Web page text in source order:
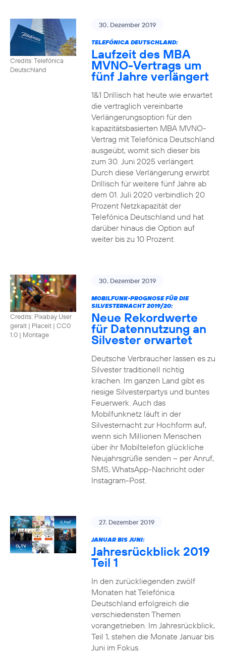
Credits: Telefónica
Deutschland
30. Dezember 2019
TELEFÓNICA DEUTSCHLAND:
Laufzeit des MBA
MVNO-Vertrags um
fünf Jahre verlängert
1&1 Drillisch hat heute wie erwartet
die vertraglich vereinbarte
Verlängerungsoption für den
kapazitätsbasierten MBA MVNO-
Vertrag mit Telefónica Deutschland
ausgeübt, womit sich dieser bis
zum 30. Juni 2025 verlängert.
Durch diese Verlängerung erwirbt
Drillisch für weitere fünf Jahre ab
dem 01. Juli 2020 verbindlich 20
Prozent Netzkapazität der
Telefónica Deutschland und hat
darüber hinaus die Option auf
weiter bis zu 10 Prozent.
Credits: Pixabay User
geralt | Placeit | CC0
1.0 | Montage
30. Dezember 2019
MOBILFUNK-PROGNOSE FÜR DIE
SILVESTERNACHT 2019/20:
Neue Rekordwerte
für Datennutzung an
Silvester erwartet
Deutsche Verbraucher lassen es zu
Silvester traditionell richtig
krachen. Im ganzen Land gibt es
riesige Silvesterpartys und buntes
Feuerwerk. Auch das
Mobilfunknetz läuft in der
Silvesternacht zur Hochform auf,
wenn sich Millionen Menschen
über ihr Mobiltelefon glückliche
Neujahrsgrüße senden – per Anruf,
SMS, WhatsApp-Nachricht oder
Instagram-Post.
27. Dezember 2019
JANUAR BIS JUNI:
Jahresrückblick 2019
Teil 1
In den zurückliegenden zwölf
Monaten hat Telefónica
Deutschland erfolgreich die
verschiedensten Themen
vorangetrieben. Im Jahresrückblick,
Teil 1, stehen die Monate Januar bis
Juni im Fokus.